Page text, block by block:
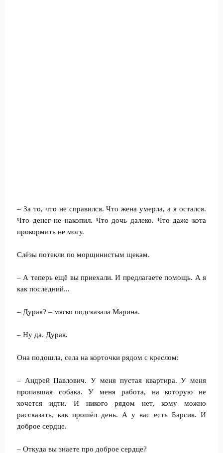
– За то, что не справился. Что жена умерла, а я остался.
Что денег не накопил. Что дочь далеко. Что даже кота
прокормить не могу.
Слёзы потекли по морщинистым щекам.
– А теперь ещё вы приехали. И предлагаете помощь. А я
как последний...
– Дурак? – мягко подсказала Марина.
– Ну да. Дурак.
Она подошла, села на корточки рядом с креслом:
– Андрей Павлович. У меня пустая квартира. У меня
пропавшая собака. У меня работа, на которую не
хочется идти. И никого рядом нет, кому можно
рассказать, как прошёл день. А у вас есть Барсик. И
доброе сердце.
– Откуда вы знаете про доброе сердце?